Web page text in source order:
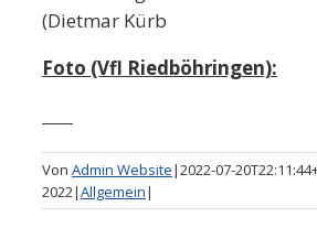
(Dietmar Kürb
Foto (Vfl Riedböhringen):
Von Admin Website|2022-07-
2022|Allgemein|